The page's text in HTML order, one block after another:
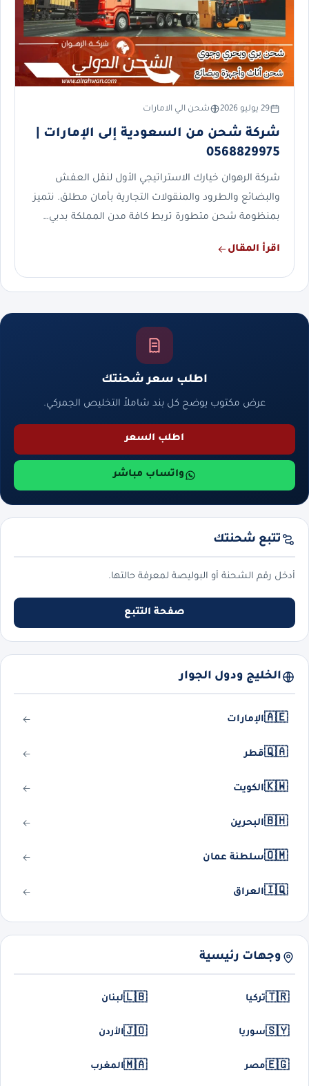
29 يوليو 2026 شحن الي الامارات
شركة شحن من السعودية إلى الإمارات |
0568829975
شركة الرهوان خيارك الاستراتيجي الأول لنقل العفش
والبضائع والطرود والمنقولات التجارية بأمان مطلق. نتميز
بمنظومة شحن متطورة تربط كافة مدن المملكة بدبي…
اقرأ المقال
اطلب سعر شحنتك
عرض مكتوب يوضح كل بند شاملاً التخليص الجمركي.
اطلب السعر
واتساب مباشر
تتبع شحنتك
أدخل رقم الشحنة أو البوليصة لمعرفة حالتها.
صفحة التتبع
الخليج ودول الجوار
🇦🇪الإمارات
🇶🇦قطر
🇰🇼الكويت
🇧🇭البحرين
🇴🇲سلطنة عمان
🇮🇶العراق
وجهات رئيسية
🇹🇷تركيا 🇱🇧لبنان
🇸🇾سوريا 🇯🇴الأردن
🇪🇬مصر 🇲🇦المغرب